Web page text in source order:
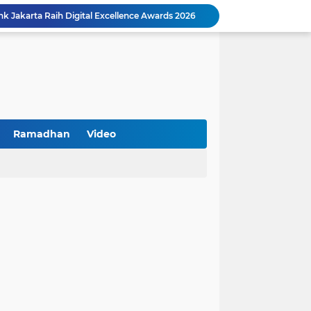
Jakarta Raih Digital Excellence Awards 2026
Peringatan HAN 2026, Pemerintah Pusat Apresiasi Komitmen Surabaya Penuhi Hak dan Lindungi Anak
Kikin Siapkan Program untuk Memajukan NU
Ramadhan Video